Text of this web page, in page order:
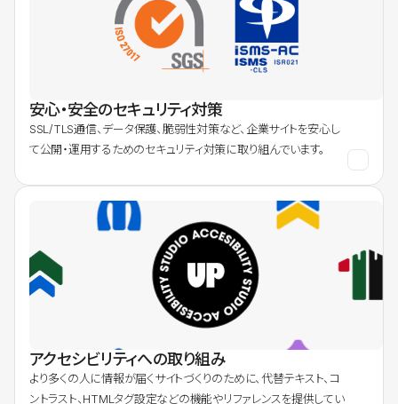
安心・安全のセキュリティ対策
SSL/TLS通信、データ保護、脆弱性対策など、企業サイトを安心し
て公開・運用するためのセキュリティ対策に取り組んでいます。
アクセシビリティへの取り組み
より多くの人に情報が届くサイトづくりのために、代替テキスト、コ
ントラスト、HTMLタグ設定などの機能やリファレンスを提供してい